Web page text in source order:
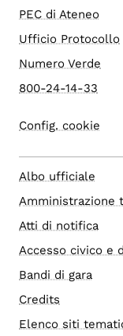
PEC di Ateneo
Ufficio Protocollo
Numero Verde
800-24-14-33
Config. cookie
Albo ufficiale
Amministrazione
Atti di notifica
Accesso civico e
Bandi di gara
Credits
Elenco siti